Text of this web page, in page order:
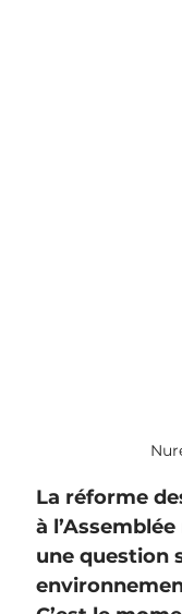
La réforme
à
une question